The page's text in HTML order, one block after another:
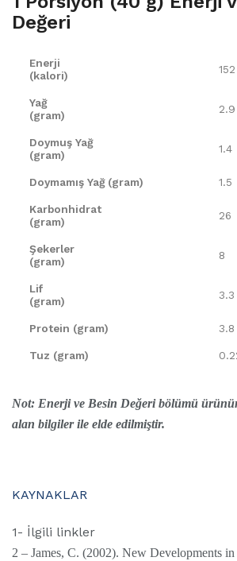
Değeri
Enerji
(kalori)
152
Yağ
(gram)
2.9
Doymuş Yağ
(gram)
1.4
Doymamış Yağ (gram) 1.5
Karbonhidrat
(gram)
26
Şekerler
(gram)
8
Lif
(gram)
3.3
Protein (gram) 3.8
Tuz (gram)
Not: Enerji ve Besin Değeri bölümü
alan bilgiler ile elde edilmiştir.
KAYNAKLAR
1- İlgili linkler
2 – James, C. (2002). New Developments